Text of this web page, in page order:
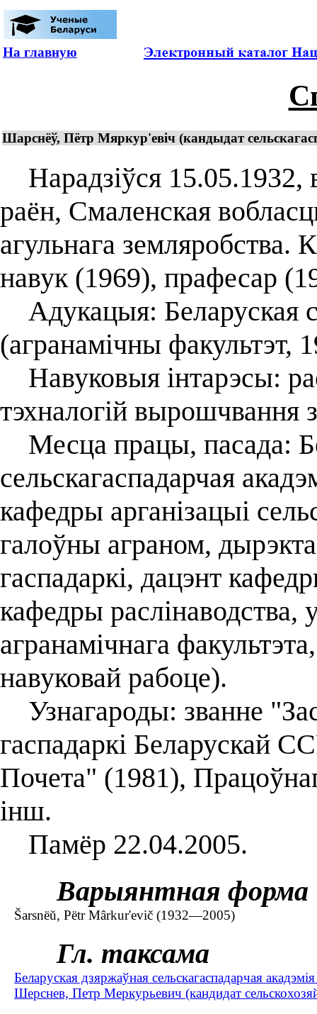
На главную
Шарснёў, Пётр Мяркур'евіч (кандыдат
Нарадзіўся 15.05.1932,
раён, Смаленская
агульнага земляробства.
навук (1969), прафесар
Адукацыя: Беларуская
(агранамічны факультэт,
Навуковыя інтарэсы:
тэхналогій вырошчвання
Месца працы, пасада:
сельскагаспадарчая
кафедры арганізацыі
галоўны аграном,
гаспадаркі, дацэнт
кафедры раслінаводства,
агранамічнага
навуковай рабоце).
Узнагароды: званне
гаспадаркі Беларускай
Почета" (1981),
інш.
Памёр 22.04.2005.
Варыянтная форма
Šarsnëŭ, Pëtr Mârkur'evič (1932—2005)
Гл. таксама
Беларуская дзяржаўная сельскагаспадарчая
Шерснев, Петр Меркурьевич (кандидат